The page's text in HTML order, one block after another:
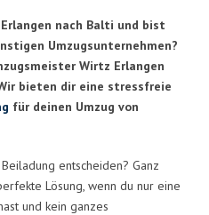
nach Balti und bist
Umzugsunternehmen?
Wirtz Erlangen
bieten dir eine stressfreie
für deinen Umzug von
entscheiden? Ganz
Lösung, wenn du nur eine
und kein ganzes